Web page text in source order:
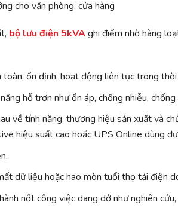
bộ lưu điện 5kVAghi điểm nhờ hàng
toàn, ổn định, hoạt động liên tục trong
hỗ trơn như ổn áp, chống nhiễu,
về tính năng, thương hiệu sản xuất và
hiệu suất cao hoặc UPS Online dùng
dữ liệu hoặc hao mòn tuổi thọ tải điện
nốt công việc dang dở như nghiên